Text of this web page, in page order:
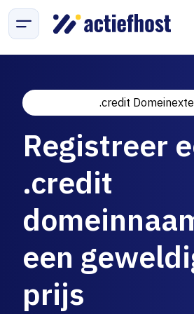
.credit
Registreer
.credit
een
prijs